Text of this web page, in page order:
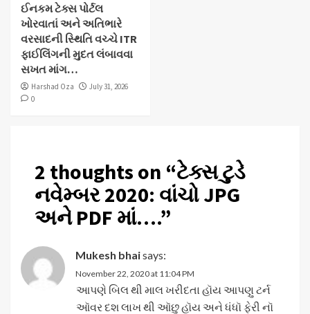
ઈનકમ ટેક્સ પોર્ટલ
ખોરવાતાં અને અતિભારે
વરસાદની સ્થિતિ વચ્ચે ITR
ફાઈલિંગની મુદત લંબાવવા
સખત માંગ…
Harshad Oza
July 31, 2026
0
2 thoughts on “ટેક્સ ટુડે
નવેમ્બર 2020: વાંચો JPG
અને PDF માં….”
Mukesh bhaisays:
November 22, 2020 at 11:04 PM
આપણે બિલ થી માલ ખરીદતા હૉય આપણુ ટર્ન
ઑવર દશ લાખ થી ઑછુ હૉય અને ધંધૉ ફેરી નૉ